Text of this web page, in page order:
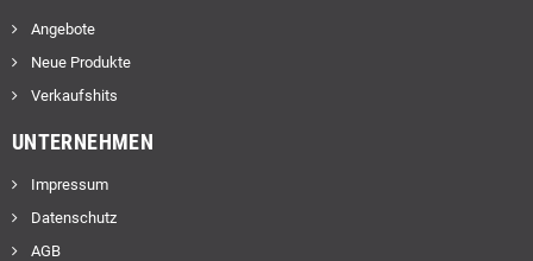
Angebote
Neue Produkte
Verkaufshits
UNTERNEHMEN
Impressum
Datenschutz
AGB